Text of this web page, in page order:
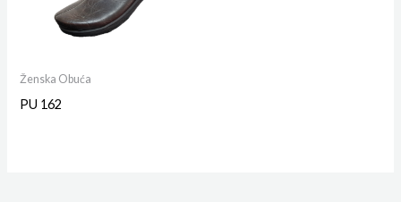
Ženska Obuća
PU 162